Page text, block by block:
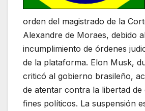
orden del magistrado de la
Alexandre de Moraes, debido
incumplimiento de órdenes
de la plataforma. Elon Musk,
criticó al gobierno brasileño,
de atentar contra la libertad
fines políticos. La suspensión